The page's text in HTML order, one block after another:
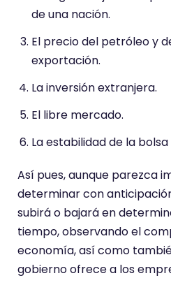
de una nación.
El precio del petróleo y
exportación.
La inversión extranjera.
El libre mercado.
La estabilidad de la
Así pues, aunque parezca
determinar con
subirá o bajará en
tiempo, observando el
economía, así como
gobierno ofrece a los